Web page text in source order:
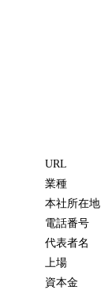
URL
業種
本社所在地
電話番号
代表者名
上場
資本金